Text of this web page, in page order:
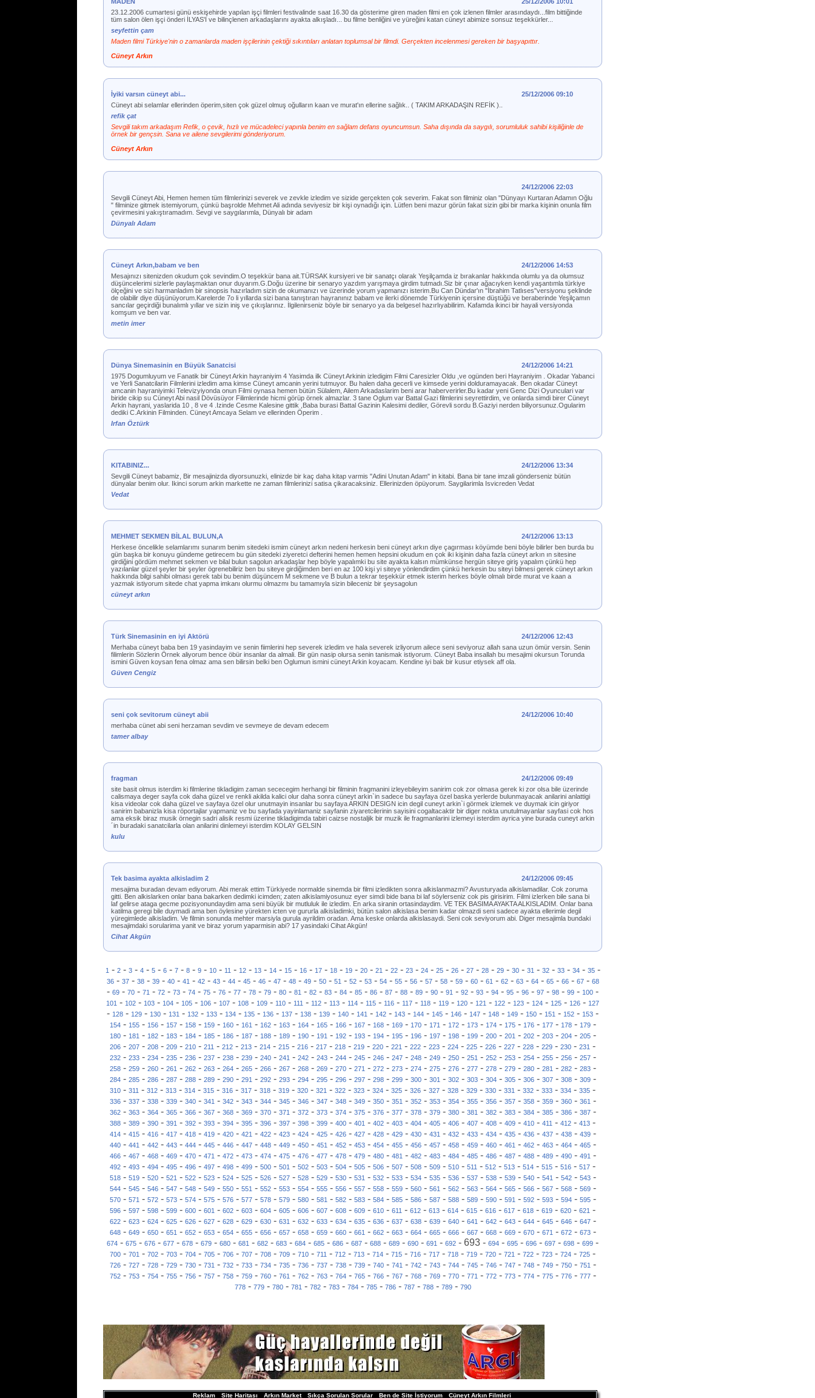
MADEN
25/12/2006 10:01
23.12.2006 cumartesi günü eskişehirde yapılan işçi filmleri festivalinde saat 16.30 da gösterime giren maden filmi en çok izlenen filmler arasındaydı...film bittiğinde
tüm salon ölen işçi önderi İLYAS'I ve bilinçlenen arkadaşlarını ayakta alkışladı... bu filme benliğini ve yüreğini katan cüneyt abimize sonsuz teşekkürler...
seyfettin çam
Maden filmi Türkiye'nin o zamanlarda maden işçilerinin çektiği sıkıntıları anlatan toplumsal bir filmdi. Gerçekten incelenmesi gereken bir başyapıttır.
Cüneyt Arkın
İyiki varsın cüneyt abi...
25/12/2006 09:10
Cüneyt abi selamlar ellerinden öperim,siten çok güzel olmuş oğulların kaan ve murat'ın ellerine sağlık.. ( TAKIM ARKADAŞIN REFİK )..
refik çat
Sevgili takım arkadaşım Refik, o çevik, hızlı ve mücadeleci yapınla benim en sağlam defans oyuncumsun. Saha dışında da saygılı, sorumluluk sahibi kişiliğinle de
örnek bir gençsin. Sana ve ailene sevgilerimi gönderiyorum.
Cüneyt Arkın
24/12/2006 22:03
Sevgili Cüneyt Abi, Hemen hemen tüm filmlerinizi severek ve zevkle izledim ve sizide gerçekten çok severim. Fakat son filminiz olan "Dünyayı Kurtaran Adamın Oğlu
" filminize gitmek istemiyorum, çünkü başrolde Mehmet Ali adında seviyesiz bir kişi oynadığı için. Lütfen beni mazur görün fakat sizin gibi bir marka kişinin onunla film
çevirmesini yakıştıramadım. Sevgi ve saygılarımla, Dünyalı bir adam
Dünyalı Adam
Cüneyt Arkın,babam ve ben
24/12/2006 14:53
Mesajınızı sitenizden okudum çok sevindim.O teşekkür bana ait.TÜRSAK kursiyeri ve bir sanatçı olarak Yeşilçamda iz bırakanlar hakkında olumlu ya da olumsuz
düşüncelerimi sizlerle paylaşmaktan onur duyarım.G.Doğu üzerine bir senaryo yazdım yarışmaya girdim tutmadı.Siz bir çınar ağacıyken kendi yaşantımla türkiye
ölçeğini ve sizi harmanladım bir sinopsis hazırladım sizin de okumanızı ve üzerinde yorum yapmanızı isterim.Bu Can Dündar'ın "İbrahim Tatlıses"versiyonu şeklinde
de olabilir diye düşünüyorum.Karelerde 7o li yıllarda sizi bana tanıştıran hayranınız babam ve ilerki dönemde Türkiyenin içersine düştüğü ve beraberinde Yeşilçamın
sancılar geçirdiği bunalımlı yıllar ve sizin iniş ve çıkışlarınız. İlgilenirseniz böyle bir senaryo ya da belgesel hazırlıyabilirim. Kafamda ikinci bir hayali versiyonda
komşum ve ben var.
metin imer
Dünya Sinemasinin en Büyük Sanatcisi
24/12/2006 14:21
1975 Dogumluyum ve Fanatik bir Cüneyt Arkin hayraniyim 4 Yasimda ilk Cüneyt Arkinin izledigim Filmi Caresizler Oldu ,ve ogünden beri Hayraniyim . Okadar Yabanci
ve Yerli Sanatcilarin Filmlerini izledim ama kimse Cüneyt amcanin yerini tutmuyor. Bu halen daha gecerli ve kimsede yerini dolduramayacak. Ben okadar Cüneyt
amcanin hayraniyimki Televizyiyonda onun Filmi oynasa hemen bütün Sülalem, Ailem Arkadaslarim beni arar haberverirler.Bu kadar yeni Genc Dizi Oyunculari var
biride cikip su Cüneyt Abi nasil Dövüsüyor Filimlerinde hicmi görüp örnek almazlar. 3 tane Oglum var Battal Gazi filmlerini seyrettirdim, ve onlarda simdi birer Cüneyt
Arkin hayrani, yaslarida 10 , 8 ve 4 .Izinde Cesme Kalesine gittik ,Baba burasi Battal Gazinin Kalesimi dediler, Görevli sordu B.Gaziyi nerden biliyorsunuz.Ogularim
dediki C.Arkinin Filminden. Cüneyt Amcaya Selam ve ellerinden Öperim .
Irfan Öztürk
KITABINIZ...
24/12/2006 13:34
Sevgili Cüneyt babamiz, Bir mesajinizda diyorsunuzki, elinizde bir kaç daha kitap varmis "Adini Unutan Adam" in kitabi. Bana bir tane imzali gönderseniz bütün
dünyalar benim olur. Ikinci sorum arkin markette ne zaman filmlerinizi satisa çikaracaksiniz. Ellerinizden öpüyorum. Saygilarimla Isvicreden Vedat
Vedat
MEHMET SEKMEN BİLAL BULUN,A
24/12/2006 13:13
Herkese öncelikle selamlarımı sunarım benim sitedeki ismim cüneyt arkın nedeni herkesin beni cüneyt arkın diye çagırması köyümde beni böyle bilirler ben burda bu
gün başka bir konuyu gündeme getirecem bu gün sitedeki ziyeretci defterini hemen hemen hepsini okudum en çok iki kişinin daha fazla cüneyt arkın ın sitesine
girdiğini gördüm mehmet sekmen ve bilal bulun sagolun arkadaşlar hep böyle yapalımki bu site ayakta kalsın mümkünse hergün siteye giriş yapalım çünkü hep
yazılanlar güzel şeyler bir şeyler ögrenebiliriz ben bu siteye girdiğimden beri en az 100 kişi yi siteye yönlendirdim çünkü herkesin bu siteyi bilmesi gerek cüneyt arkın
hakkında bilgi sahibi olması gerek tabi bu benim düşüncem M sekmene ve B bulun a tekrar teşekkür etmek isterim herkes böyle olmalı birde murat ve kaan a
yazmak istiyorum sitede chat yapma imkanı olurmu olmazmı bu tamamıyla sizin bileceniz bir şeysagolun
cüneyt arkın
Türk Sinemasinin en iyi Aktörü
24/12/2006 12:43
Merhaba cüneyt baba ben 19 yasindayim ve senin fiimlerini hep severek izledim ve hala severek izliyorum ailece seni seviyoruz allah sana uzun ömür versin. Senin
filimlerin Sözlerin Örnek aliyorum bence öbür insanlar da almali. Bir gün nasip olursa senin tanismak istiyorum. Cüneyt Baba insallah bu mesajimi okursun Torunda
ismini Güven koysan fena olmaz ama sen bilirsin belki ben Oglumun ismini cüneyt Arkin koyacam. Kendine iyi bak bir kusur etiysek aff ola.
Güven Cengiz
seni çok sevitorum cüneyt abii
24/12/2006 10:40
merhaba cünet abi seni herzaman sevdim ve sevmeye de devam edecem
tamer albay
fragman
24/12/2006 09:49
site basit olmus isterdim ki filmlerine tikladigim zaman sececegim herhangi bir filminin fragmanini izleyebileyim sanirim cok zor olmasa gerek ki zor olsa bile üzerinde
calismaya deger sayfa cok daha güzel ve renkli akilda kalici olur daha sonra cüneyt arkin`in sadece bu sayfaya özel baska yerlerde bulunmayacak anilarini anlattigi
kisa videolar cok daha güzel ve sayfaya özel olur unutmayin insanlar bu sayfaya ARKIN DESIGN icin degil cuneyt arkin`i görmek izlemek ve duymak icin giriyor
sanirim babanizla kisa röportajlar yapmaniz ve bu sayfada yayinlamaniz sayfanin ziyaretcilerinin sayisini cogaltacaktir bir diger nokta unutulmayanlar sayfasi cok hos
ama eksik biraz musik örnegin sadri alisik resmi üzerine tikladigimda tabiri caizse nostaljik bir muzik ile fragmanlarini izlemeyi isterdim ayrica yine burada cuneyt arkin
´in buradaki sanatcilarla olan anilarini dinlemeyi isterdim KOLAY GELSIN
kulu
Tek basima ayakta alkisladim 2
24/12/2006 09:45
mesajima buradan devam ediyorum. Abi merak ettim Türkiyede normalde sinemda bir filmi izledikten sonra alkislanmazmi? Avusturyada alkislamadilar. Cok zoruma
gitti. Ben alkislarken onlar bana bakarken dedimki icimden; zaten alkislamiyosunuz eyer simdi bide bana bi laf söylerseniz cok pis girisirim. Filmi izlerken bile sana bi
laf gelirse ataga gecme pozisyonundaydim ama seni büyük bir mutluluk ile izledim. En arka siranin ortasindaydim. VE TEK BASIMA AYAKTA ALKISLADIM. Onlar bana
katilma geregi bile duymadi ama ben öylesine yürekten icten ve gururla alkisladimki, bütün salon alkislasa benim kadar olmazdi seni sadece ayakta ellerimle degil
yüregimlede alkisladim. Ve filmin sonunda mehter marsiyla gurula ayrildim oradan. Ama keske onlarda alkislasaydi. Seni cok seviyorum abi. Diger mesajimla bundaki
mesajimdaki sorularima yanit ve biraz yorum yaparmisin abi? 17 yasindaki Cihat Akgün!
Cihat Akgün
1- 2- 3- 4- 5- 6- 7- 8- 9- 10- 11- 12- 13- 14- 15- 16- 17- 18- 19- 20- 21- 22- 23- 24- 25- 26- 27- 28- 29- 30- 31- 32- 33- 34- 35-
36- 37- 38- 39- 40- 41- 42- 43- 44- 45- 46- 47- 48- 49- 50- 51- 52- 53- 54- 55- 56- 57- 58- 59- 60- 61- 62- 63- 64- 65- 66- 67- 68
- 69 - 70 - 71 - 72 - 73 - 74 - 75 - 76 - 77 - 78 - 79 - 80 - 81 - 82 - 83 - 84 - 85 - 86 - 87 - 88 - 89 - 90 - 91 - 92 - 93 - 94 - 95 - 96 - 97 - 98 - 99 - 100 -
101 - 102 - 103 - 104 - 105 - 106 - 107 - 108 - 109 - 110 - 111 - 112 - 113 - 114 - 115 - 116 - 117 - 118 - 119 - 120 - 121 - 122 - 123 - 124 - 125 - 126 - 127
- 128 - 129 - 130 - 131 - 132 - 133 - 134 - 135 - 136 - 137 - 138 - 139 - 140 - 141 - 142 - 143 - 144 - 145 - 146 - 147 - 148 - 149 - 150 - 151 - 152 - 153 -
154- 155- 156- 157- 158- 159- 160- 161- 162- 163- 164- 165- 166- 167- 168- 169- 170- 171- 172- 173- 174- 175- 176- 177- 178- 179-
180- 181- 182- 183- 184- 185- 186- 187- 188- 189- 190- 191- 192- 193- 194- 195- 196- 197- 198- 199- 200- 201- 202- 203- 204- 205-
206 - 207 - 208 - 209 - 210 - 211 - 212 - 213 - 214 - 215 - 216 - 217 - 218 - 219 - 220 - 221 - 222 - 223 - 224 - 225 - 226 - 227 - 228 - 229 - 230 - 231 -
232- 233- 234- 235- 236- 237- 238- 239- 240- 241- 242- 243- 244- 245- 246- 247- 248- 249- 250- 251- 252- 253- 254- 255- 256- 257-
258- 259- 260- 261- 262- 263- 264- 265- 266- 267- 268- 269- 270- 271- 272- 273- 274- 275- 276- 277- 278- 279- 280- 281- 282- 283-
284- 285- 286- 287- 288- 289- 290- 291- 292- 293- 294- 295- 296- 297- 298- 299- 300- 301- 302- 303- 304- 305- 306- 307- 308- 309-
310 - 311 - 312 - 313 - 314 - 315 - 316 - 317 - 318 - 319 - 320 - 321 - 322 - 323 - 324 - 325 - 326 - 327 - 328 - 329 - 330 - 331 - 332 - 333 - 334 - 335 -
336- 337- 338- 339- 340- 341- 342- 343- 344- 345- 346- 347- 348- 349- 350- 351- 352- 353- 354- 355- 356- 357- 358- 359- 360- 361-
362- 363- 364- 365- 366- 367- 368- 369- 370- 371- 372- 373- 374- 375- 376- 377- 378- 379- 380- 381- 382- 383- 384- 385- 386- 387-
388 - 389 - 390 - 391 - 392 - 393 - 394 - 395 - 396 - 397 - 398 - 399 - 400 - 401 - 402 - 403 - 404 - 405 - 406 - 407 - 408 - 409 - 410 - 411 - 412 - 413 -
414- 415- 416- 417- 418- 419- 420- 421- 422- 423- 424- 425- 426- 427- 428- 429- 430- 431- 432- 433- 434- 435- 436- 437- 438- 439-
440- 441- 442- 443- 444- 445- 446- 447- 448- 449- 450- 451- 452- 453- 454- 455- 456- 457- 458- 459- 460- 461- 462- 463- 464- 465-
466- 467- 468- 469- 470- 471- 472- 473- 474- 475- 476- 477- 478- 479- 480- 481- 482- 483- 484- 485- 486- 487- 488- 489- 490- 491-
492 - 493 - 494 - 495 - 496 - 497 - 498 - 499 - 500 - 501 - 502 - 503 - 504 - 505 - 506 - 507 - 508 - 509 - 510 - 511 - 512 - 513 - 514 - 515 - 516 - 517 -
518- 519- 520- 521- 522- 523- 524- 525- 526- 527- 528- 529- 530- 531- 532- 533- 534- 535- 536- 537- 538- 539- 540- 541- 542- 543-
544- 545- 546- 547- 548- 549- 550- 551- 552- 553- 554- 555- 556- 557- 558- 559- 560- 561- 562- 563- 564- 565- 566- 567- 568- 569-
570- 571- 572- 573- 574- 575- 576- 577- 578- 579- 580- 581- 582- 583- 584- 585- 586- 587- 588- 589- 590- 591- 592- 593- 594- 595-
596 - 597 - 598 - 599 - 600 - 601 - 602 - 603 - 604 - 605 - 606 - 607 - 608 - 609 - 610 - 611 - 612 - 613 - 614 - 615 - 616 - 617 - 618 - 619 - 620 - 621 -
622- 623- 624- 625- 626- 627- 628- 629- 630- 631- 632- 633- 634- 635- 636- 637- 638- 639- 640- 641- 642- 643- 644- 645- 646- 647-
648- 649- 650- 651- 652- 653- 654- 655- 656- 657- 658- 659- 660- 661- 662- 663- 664- 665- 666- 667- 668- 669- 670- 671- 672- 673-
674 - 675 - 676 - 677 - 678 - 679 - 680 - 681 - 682 - 683 - 684 - 685 - 686 - 687 - 688 - 689 - 690 - 691 - 692 - 693 - 694 - 695 - 696 - 697 - 698 - 699 -
700 - 701 - 702 - 703 - 704 - 705 - 706 - 707 - 708 - 709 - 710 - 711 - 712 - 713 - 714 - 715 - 716 - 717 - 718 - 719 - 720 - 721 - 722 - 723 - 724 - 725 -
726- 727- 728- 729- 730- 731- 732- 733- 734- 735- 736- 737- 738- 739- 740- 741- 742- 743- 744- 745- 746- 747- 748- 749- 750- 751-
752- 753- 754- 755- 756- 757- 758- 759- 760- 761- 762- 763- 764- 765- 766- 767- 768- 769- 770- 771- 772- 773- 774- 775- 776- 777-
778- 779- 780- 781- 782- 783- 784- 785- 786- 787- 788- 789- 790
Reklam Site Haritası Arkın Market Sıkça Sorulan Sorular Ben de Site İstiyorum Cüneyt Arkın Filmleri